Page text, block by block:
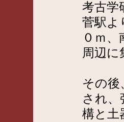
考古学
菅駅よ
０ｍ
周辺
その後
され、
構と土